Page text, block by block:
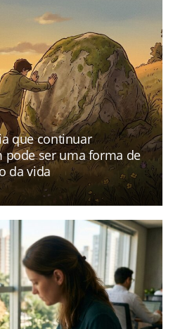
que continuar
ser uma forma de
da vida